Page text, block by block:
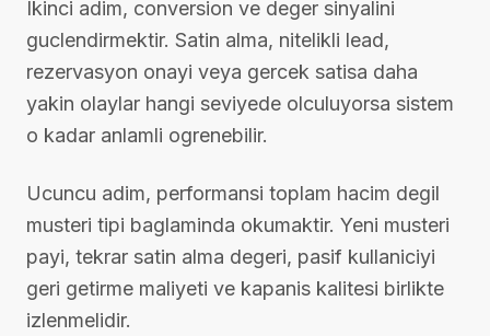
Ikinci adim, conversion ve deger sinyalini
guclendirmektir. Satin alma, nitelikli lead,
rezervasyon onayi veya gercek satisa daha
yakin olaylar hangi seviyede olculuyorsa sistem
o kadar anlamli ogrenebilir.
Ucuncu adim, performansi toplam hacim degil
musteri tipi baglaminda okumaktir. Yeni musteri
payi, tekrar satin alma degeri, pasif kullaniciyi
geri getirme maliyeti ve kapanis kalitesi birlikte
izlenmelidir.